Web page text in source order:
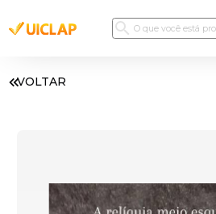
VOLTAR